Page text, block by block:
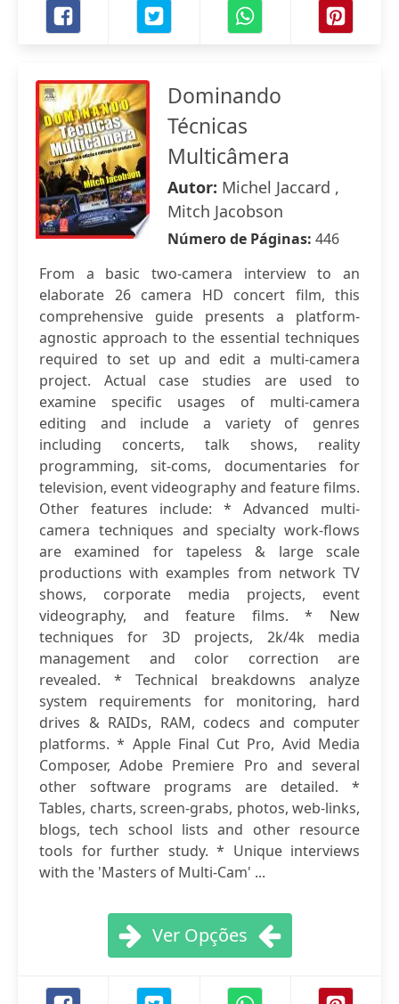
Dominando
Técnicas
Multicâmera
Autor: Michel Jaccard ,
Mitch Jacobson
Número de Páginas: 446
From a basic two-camera interview to an
elaborate 26 camera HD concert film, this
comprehensive guide presents a platform-
agnostic approach to the essential techniques
required to set up and edit a multi-camera
project. Actual case studies are used to
examine specific usages of multi-camera
editing and include a variety of genres
including concerts, talk shows, reality
programming, sit-coms, documentaries for
television, event videography and feature films.
Other features include: * Advanced multi-
camera techniques and specialty work-flows
are examined for tapeless & large scale
productions with examples from network TV
shows, corporate media projects, event
videography, and feature films. * New
techniques for 3D projects, 2k/4k media
management and color correction are
revealed. * Technical breakdowns analyze
system requirements for monitoring, hard
drives & RAIDs, RAM, codecs and computer
platforms. * Apple Final Cut Pro, Avid Media
Composer, Adobe Premiere Pro and several
other software programs are detailed. *
Tables, charts, screen-grabs, photos, web-links,
blogs, tech school lists and other resource
tools for further study. * Unique interviews
with the 'Masters of Multi-Cam' ...
Ver Opções